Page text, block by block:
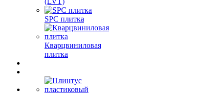
SPC плитка
Кварцвиниловая
плитка